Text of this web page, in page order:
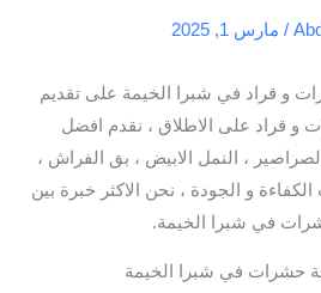
/ مارس 1, 2025
و قراد في شبرا الخيمة على تقديم
و قراد على الاطلاق ، نقدم افضل
، النمل الابيض ، بق الفراش ،
و الجودة ، نحن الاكثر خبرة بين
في شبرا الخيمة.
حشرات في شبرا الخيمة